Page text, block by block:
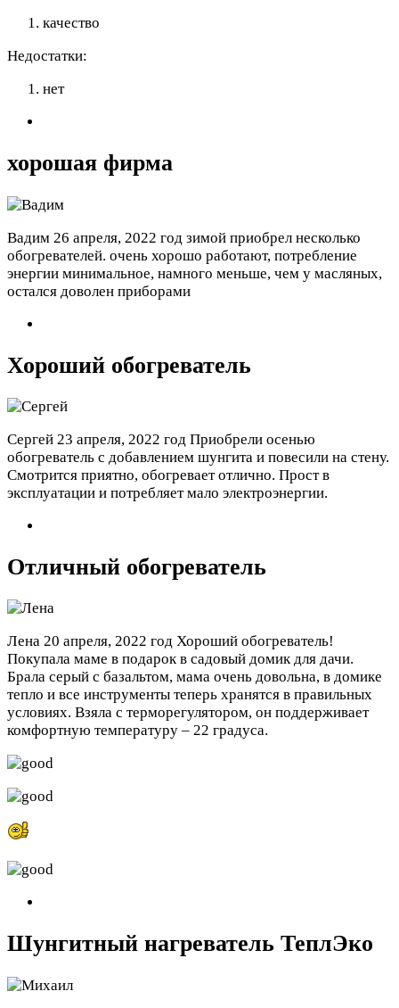
качество
Недостатки:
нет
хорошая фирма
Вадим 26 апреля, 2022 год зимой приобрел несколько
обогревателей. очень хорошо работают, потребление
энергии минимальное, намного меньше, чем у масляных,
остался доволен приборами
Хороший обогреватель
Сергей 23 апреля, 2022 год Приобрели осенью
обогреватель с добавлением шунгита и повесили на стену.
Смотрится приятно, обогревает отлично. Прост в
эксплуатации и потребляет мало электроэнергии.
Отличный обогреватель
Лена 20 апреля, 2022 год Хороший обогреватель!
Покупала маме в подарок в садовый домик для дачи.
Брала серый с базальтом, мама очень довольна, в домике
тепло и все инструменты теперь хранятся в правильных
условиях. Взяла с терморегулятором, он поддерживает
комфортную температуру – 22 градуса.
Шунгитный нагреватель ТеплЭко